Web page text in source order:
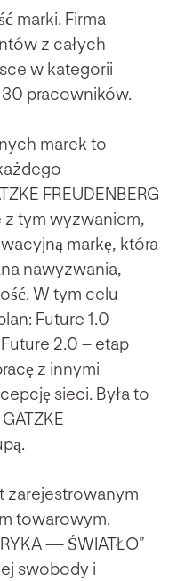
marki. Firma
z całych
w kategorii
pracowników.
marek to
FREUDENBERG
z tym wyzwaniem,
markę, która
nawyzwania,
W tym celu
Future 1.0 –
2.0 – etap
z innymi
sieci. Była to
zarejestrowanym
towarowym.
— ŚWIATŁO”
swobody i